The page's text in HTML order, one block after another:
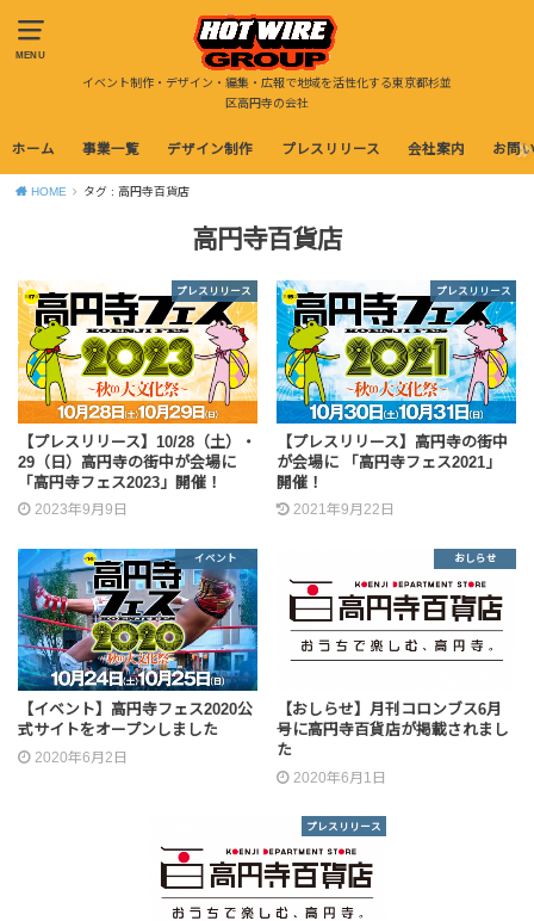
MENU
イベント制作・デザイン・編集・広報で地域を活性化する東京都杉並
区高円寺の会社
ホーム 事業一覧 デザイン制作 プレスリリース 会社案内 お問
HOME タグ : 高円寺百貨店
高円寺百貨店
プレスリリース
【プレスリリース】10/28（土）・
29（日）高円寺の街中が会場に
「高円寺フェス2023」開催！
2023年9月9日
プレスリリース
【プレスリリース】高円寺の街中
が会場に 「高円寺フェス2021」
開催！
2021年9月22日
イベント
【イベント】高円寺フェス2020公
式サイトをオープンしました
2020年6月2日
おしらせ
【おしらせ】月刊コロンブス6月
号に高円寺百貨店が掲載されまし
た
2020年6月1日
プレスリリース